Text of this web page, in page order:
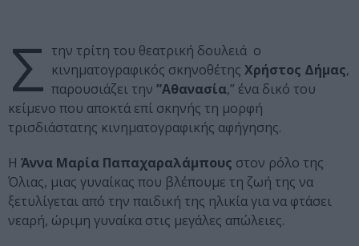
Σ την τρίτη του θεατρική δουλειά ο
κινηματογραφικός σκηνοθέτης Χρήστος Δήμας,
παρουσιάζει την ”Αθανασία,” ένα δικό του
κείμενο που αποκτά επί σκηνής τη μορφή
τρισδιάστατης κινηματογραφικής αφήγησης.
Η Άννα Μαρία Παπαχαραλάμπους στον ρόλο της
Όλιας, μιας γυναίκας που βλέπουμε τη ζωή της να
ξετυλίγεται από την παιδική της ηλικία για να φτάσει
νεαρή, ώριμη γυναίκα στις μεγάλες απώλειες.